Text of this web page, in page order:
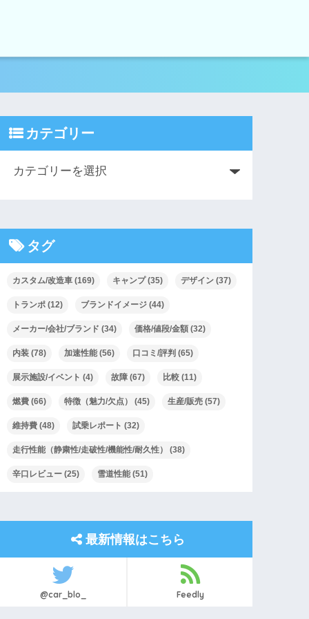
カテゴリー
タグ
カスタム/改造車 (169) キャンプ(35) デザイン (37)
トランポ (12) ブランドイメージ (44)
メーカー/会社/ブランド (34) 価格/値段/金額 (32)
内装 (78) 加速性能 (56) 口コミ/評判 (65)
展示施設/イベント (4) 故障 (67) 比較 (11)
燃費 (66) 特徴（魅力/欠点） (45) 生産/販売 (57)
維持費 (48) 試乗レポート (32)
走行性能（静粛性/走破性/機能性/耐久性） (38)
辛口レビュー (25) 雪道性能 (51)
最新情報はこちら
@car_blo_ Feedly